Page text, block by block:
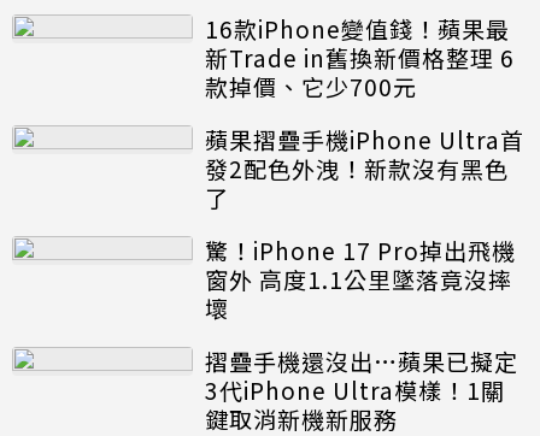
16款iPhone變值錢！蘋果最
新Trade in舊換新價格整理 6
款掉價、它少700元
蘋果摺疊手機iPhone Ultra首
發2配色外洩！新款沒有黑色
了
驚！iPhone 17 Pro掉出飛機
窗外 高度1.1公里墜落竟沒摔
壞
摺疊手機還沒出…蘋果已擬定
3代iPhone Ultra模樣！1關
鍵取消新機新服務